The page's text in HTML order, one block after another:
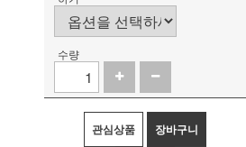
수량
관심상품 장바구니